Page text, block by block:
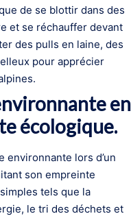
de se blottir dans des
et se réchauffer devant
des pulls en laine, des
pour apprécier
en
écologique.
environnante lors d’un
son empreinte
tels que la
le tri des déchets et